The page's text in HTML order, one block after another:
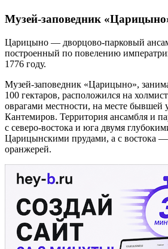
Музей-заповедник
Царицыно — дворцово-парковый
построенный по повелению
1776 году.
Музей-заповедник «Царицыно»,
100 гектаров, расположился на
оврагами местности, на месте бывшей
Кантемиров. Территория ансамбля и
с северо-востока и юга двумя
Царицынскими прудами, а с востока
оранжерей.